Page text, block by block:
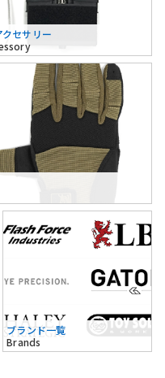
セサリー
ブランド一覧
Brands